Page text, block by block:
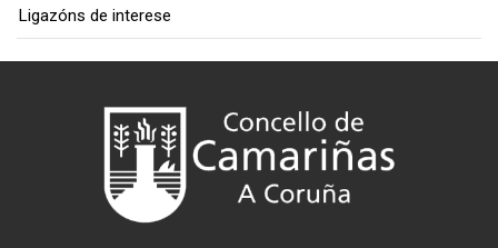
Ligazóns de interese